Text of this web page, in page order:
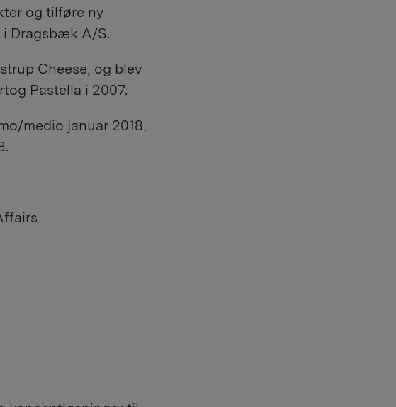
og tilføre ny
Dragsbæk A/S.
Cheese, og blev
Pastella i 2007.
medio januar 2018,